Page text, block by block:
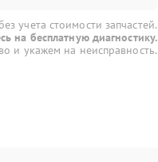
учета стоимости запчастей.
на бесплатную диагностику.
и укажем на неисправность.